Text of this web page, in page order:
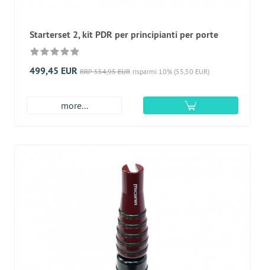
Starterset 2, kit PDR per principianti per porte
499,45 EUR RRP 554,95 EUR risparmi 10% (55,50 EUR)
more...